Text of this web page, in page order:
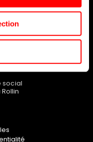
social